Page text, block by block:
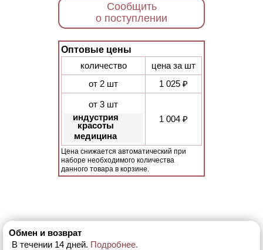
Сообщить
о поступлении
Оптовые цены
количество
цена за шт
от 2 шт
1 025 ₽
от 3 шт
индустрия
красоты
медицина
1 004 ₽
Цена снижается автоматический при
наборе необходимого количества
данного товара в корзине.
Обмен и возврат
В течении 14 дней. Подробнее.